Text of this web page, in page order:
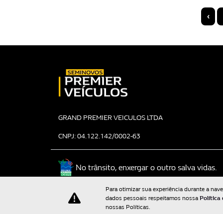
‹
GRAND PREMIER VEICULOS LTDA
CNPJ: 04.122.142/0002-63
No trânsito, enxergar o outro salva vidas.
Para otimizar sua experiência durante a
dados pessoais respeitamos nossa Política
nossas Políticas.